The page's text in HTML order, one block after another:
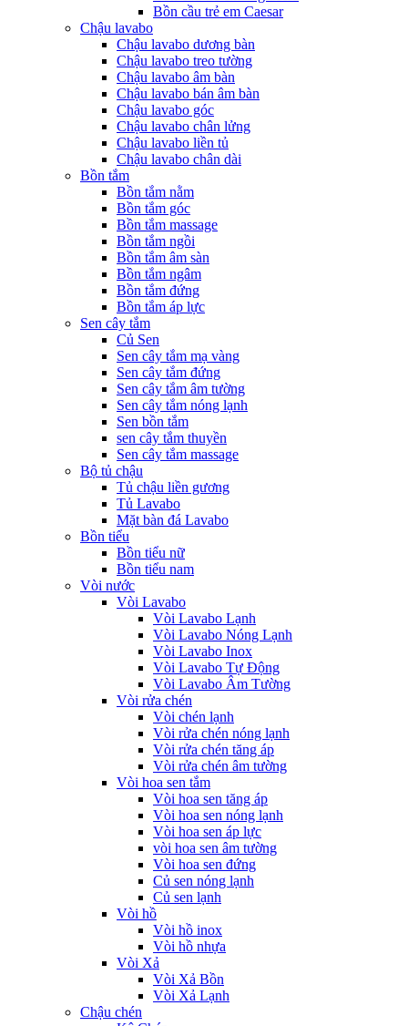
Bồn cầu trẻ em Caesar
Chậu lavabo
Chậu lavabo dương bàn
Chậu lavabo treo tường
Chậu lavabo âm bàn
Chậu lavabo bán âm bàn
Chậu lavabo góc
Chậu lavabo chân lửng
Chậu lavabo liền tủ
Chậu lavabo chân dài
Bồn tắm
Bồn tắm nằm
Bồn tắm góc
Bồn tắm massage
Bồn tắm ngồi
Bồn tắm âm sàn
Bồn tắm ngâm
Bồn tắm đứng
Bồn tắm áp lực
Sen cây tắm
Củ Sen
Sen cây tắm mạ vàng
Sen cây tắm đứng
Sen cây tắm âm tường
Sen cây tắm nóng lạnh
Sen bồn tắm
sen cây tắm thuyền
Sen cây tắm massage
Bộ tủ chậu
Tủ chậu liền gương
Tủ Lavabo
Mặt bàn đá Lavabo
Bồn tiểu
Bồn tiểu nữ
Bồn tiểu nam
Vòi nước
Vòi Lavabo
Vòi Lavabo Lạnh
Vòi Lavabo Nóng Lạnh
Vòi Lavabo Inox
Vòi Lavabo Tự Động
Vòi Lavabo Âm Tường
Vòi rửa chén
Vòi chén lạnh
Vòi rửa chén nóng lạnh
Vòi rửa chén tăng áp
Vòi rửa chén âm tường
Vòi hoa sen tắm
Vòi hoa sen tăng áp
Vòi hoa sen nóng lạnh
Vòi hoa sen áp lực
vòi hoa sen âm tường
Vòi hoa sen đứng
Củ sen nóng lạnh
Củ sen lạnh
Vòi hồ
Vòi hồ inox
Vòi hồ nhựa
Vòi Xả
Vòi Xả Bồn
Vòi Xả Lạnh
Chậu chén